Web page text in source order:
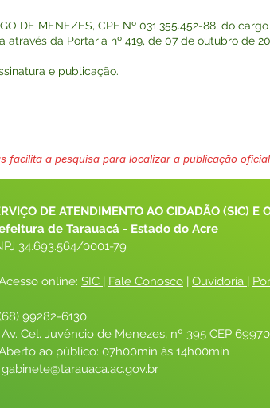
DE MENEZES, CPF Nº 031.355.452-88, do
da Portaria nº 419, de 07 de outubro de
e publicação.
facilita a pesquisa para localizar a publicação
DE ATENDIMENTO AO CIDADÃO (SIC) E
de Tarauacá - Estado do Acre
34.693.564/0001-79
online: SIC | Fale Conosco | Ouvidoria |
99282-6130
Av. Cel. Juvêncio de Menezes, nº 395 CEP
ao público: 07h00min às 14h00min
gabinete@tarauaca.ac.gov.br